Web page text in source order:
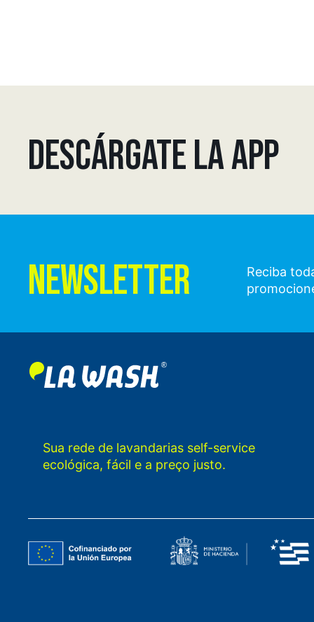
DESCÁRGATE LA APP
NEWSLETTER
Reciba
Sua rede de lavandarias self-service
ecológica, fácil e a preço justo.